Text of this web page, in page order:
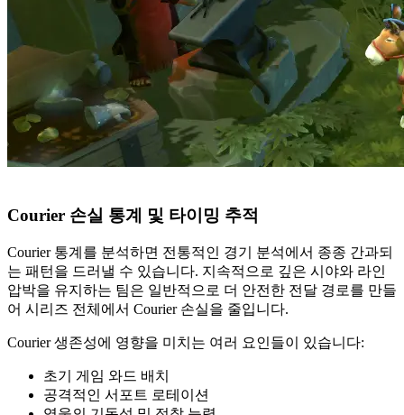
Courier 손실 통계 및 타이밍 추적
Courier 통계를 분석하면 전통적인 경기 분석에서 종종 간과되
는 패턴을 드러낼 수 있습니다. 지속적으로 깊은 시야와 라인
압박을 유지하는 팀은 일반적으로 더 안전한 전달 경로를 만들
어 시리즈 전체에서 Courier 손실을 줄입니다.
Courier 생존성에 영향을 미치는 여러 요인들이 있습니다:
초기 게임 와드 배치
공격적인 서포트 로테이션